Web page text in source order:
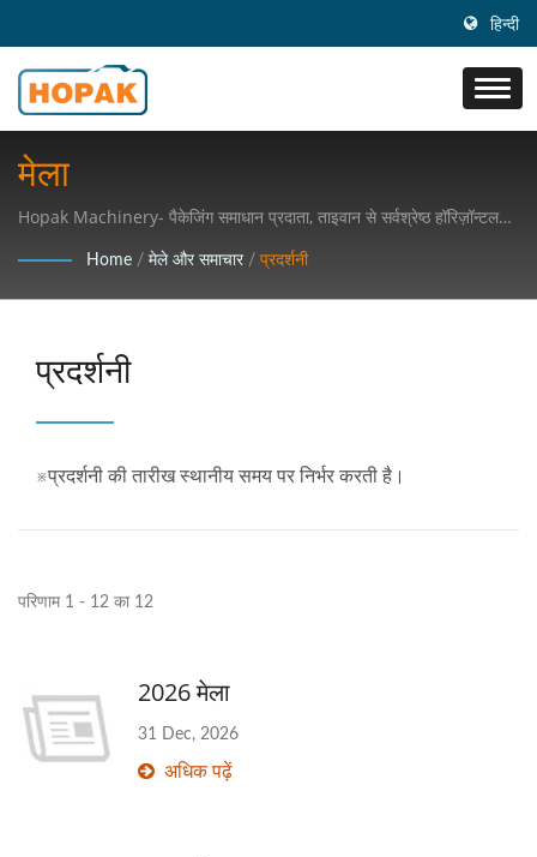
हिन्दी
मेला
Hopak Machinery- पैकेजिंग समाधान प्रदाता, ताइवान से सर्वश्रेष्ठ हॉरिज़ॉन्टल
फ़्लो रैपर (HFFS) निर्माता।
Home / मेले और समाचार / प्रदर्शनी
प्रदर्शनी
※प्रदर्शनी की तारीख स्थानीय समय पर निर्भर करती है।
परिणाम 1 - 12 का 12
2026 मेला
31 Dec, 2026
अधिक पढ़ें